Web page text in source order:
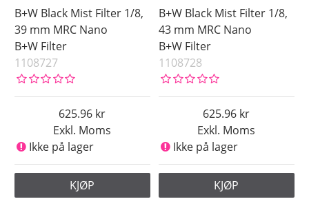
62 mm
67 mm
72 mm
77 mm
86 mm
95 mm
Strenght
B+W Filter
B+W Black Mist Filter 1/8,
39 mm MRC Nano
B+W Filter
1108727
Exkl. Moms
625.96
Ikke på lager
KJØP
B+W Black Mist Filter 1/8,
43 mm MRC Nano
B+W Filter
1108728
Exkl. Moms
625.96
Ikke på lager
KJØP